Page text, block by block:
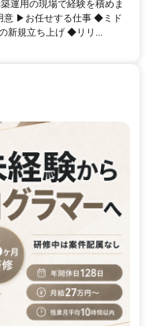
運用の現場で経験を積めま
意 ▶お任せする仕事 ◆ミド
新規立ち上げ ◆リリ...